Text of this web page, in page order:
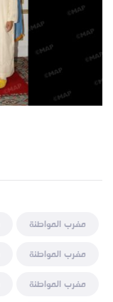
مغرب المواطنة
مغرب المواطنة
مغرب المواطنة